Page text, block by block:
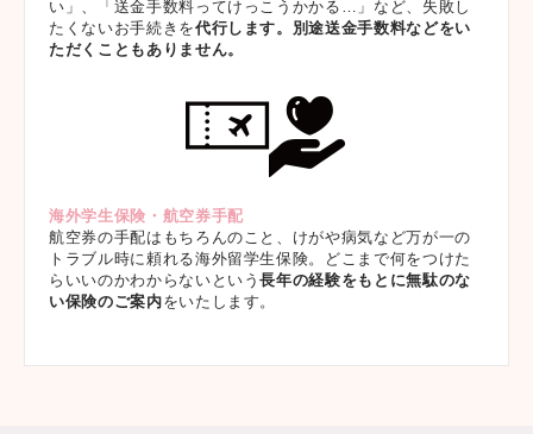
い」、「送金手数料ってけっこうかかる…」など、失敗し
たくないお手続きを代行します。別途送金手数料などをい
ただくこともありません。
海外学生保険・航空券手配
航空券の手配はもちろんのこと、けがや病気など万が一の
トラブル時に頼れる海外留学生保険。どこまで何をつけた
らいいのかわからないという長年の経験をもとに無駄のな
い保険のご案内をいたします。